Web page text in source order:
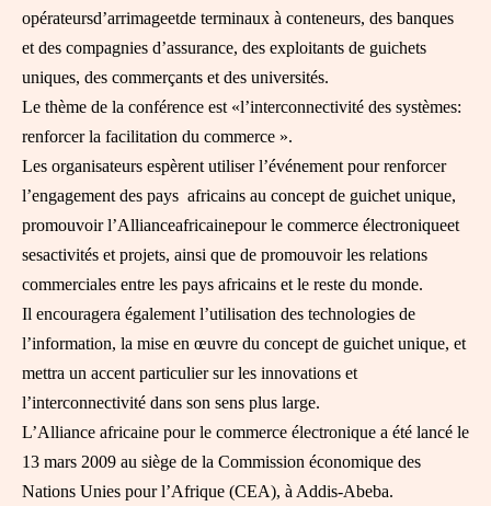
opérateursd’arrimageetde terminaux à conteneurs, des banques
et des compagnies d’assurance, des exploitants de guichets
uniques, des commerçants et des universités.
Le thème de la conférence est «l’interconnectivité des systèmes:
renforcer la facilitation du commerce ».
Les organisateurs espèrent utiliser l’événement pour renforcer
l’engagement des pays africains au concept de guichet unique,
promouvoir l’Allianceafricainepour le commerce électroniqueet
sesactivités et projets, ainsi que de promouvoir les relations
commerciales entre les pays africains et le reste du monde.
Il encouragera également l’utilisation des technologies de
l’information, la mise en œuvre du concept de guichet unique, et
mettra un accent particulier sur les innovations et
l’interconnectivité dans son sens plus large.
L’Alliance africaine pour le commerce électronique a été lancé le
13 mars 2009 au siège de la Commission économique des
Nations Unies pour l’Afrique (CEA), à Addis-Abeba.